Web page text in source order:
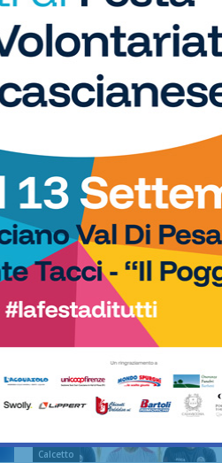
Calcio
Tavarnelle acquista un terzino… con il
vizio del gol
Calcio
La Libertas Barberino Tavarnelle
piazza il super colpo di mercato:
ecco Irisjan Taflaj!
Calcetto